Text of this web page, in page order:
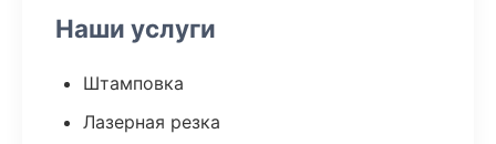
Наши услуги
Штамповка
Лазерная резка